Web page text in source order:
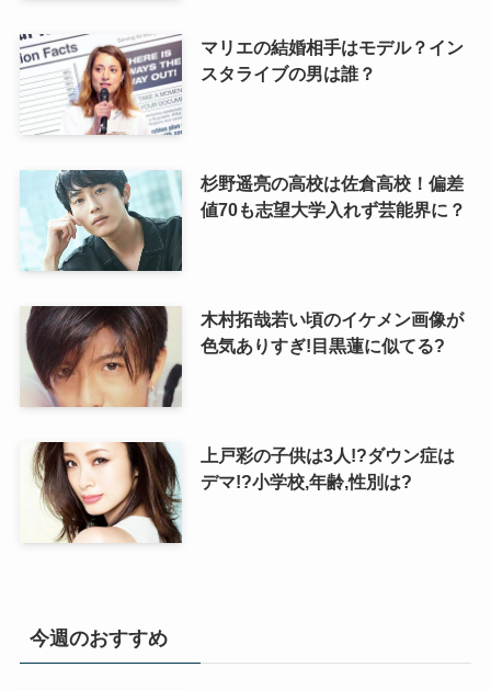
マリエの結婚相手はモデル？イン
スタライブの男は誰？
杉野遥亮の高校は佐倉高校！偏差
値70も志望大学入れず芸能界に？
木村拓哉若い頃のイケメン画像が
色気ありすぎ!目黒蓮に似てる?
上戸彩の子供は3人!?ダウン症は
デマ!?小学校,年齢,性別は?
今週のおすすめ